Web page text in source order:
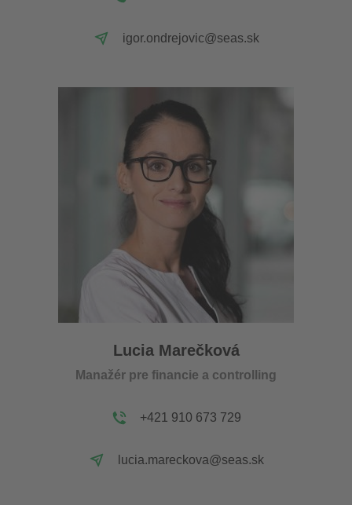
igor.ondrejovic@seas.sk
Lucia Marečková
Manažér pre financie a controlling
+421 910 673 729
lucia.mareckova@seas.sk